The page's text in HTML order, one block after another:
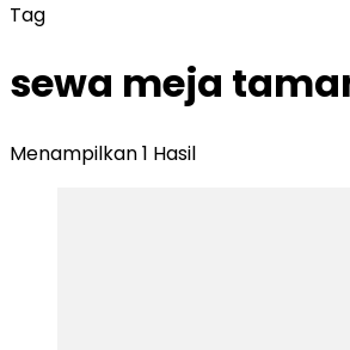
Tag
sewa meja
Menampilkan 1 Hasil